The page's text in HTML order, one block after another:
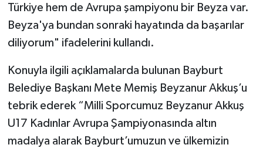
Türkiye hem de Avrupa şampiyonu bir Beyza var.
Beyza'ya bundan sonraki hayatında da başarılar
diliyorum" ifadelerini kullandı.
Konuyla ilgili açıklamalarda bulunan Bayburt
Belediye Başkanı Mete Memiş Beyzanur Akkuş’u
tebrik ederek “Milli Sporcumuz Beyzanur Akkuş
U17 Kadınlar Avrupa Şampiyonasında altın
madalya alarak Bayburt’umuzun ve ülkemizin